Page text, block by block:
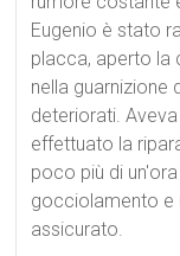
Eugenio è stato
placca, aperto la
nella guarnizione
deteriorati.
effettuato la
poco più di
gocciolamento e
assicurato.